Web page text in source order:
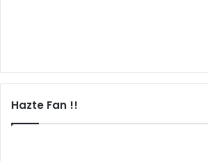
Hazte Fan !!